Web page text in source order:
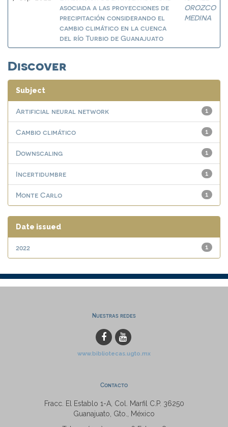
asociada a las proyecciones de
precipitación considerando el
cambio climático en la cuenca
del río Turbio de Guanajuato
OROZCO
MEDINA
Discover
Subject
1
Artificial neural network
1
Cambio climático
1
Downscaling
1
Incertidumbre
1
Monte Carlo
Date issued
1
2022
Nuestras redes
www.bibliotecas.ugto.mx
Contacto
Fracc. El Establo 1-A, Col. Marfil C.P. 36250
Guanajuato, Gto., México